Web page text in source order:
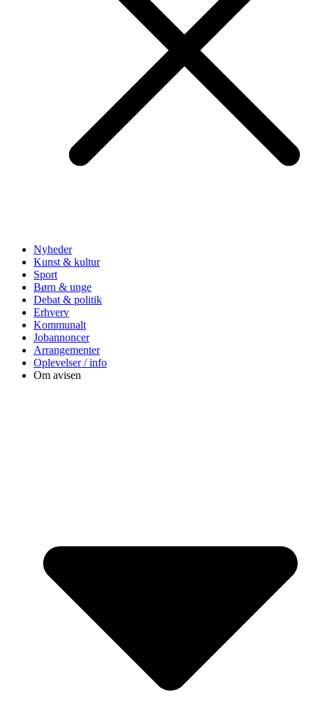
Nyheder
Kunst & kultur
Sport
Børn & unge
Debat & politik
Erhverv
Kommunalt
Jobannoncer
Arrangementer
Oplevelser / info
Om avisen